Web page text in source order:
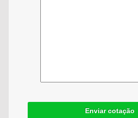
Enviar cotação